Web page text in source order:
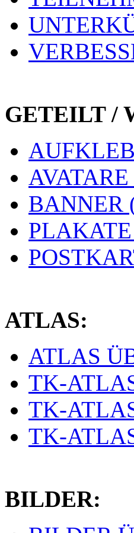
GETEILT /
AVATARE
BANNER
ATLAS:
ATLAS
TK-
TK-
TK-
BILDER: